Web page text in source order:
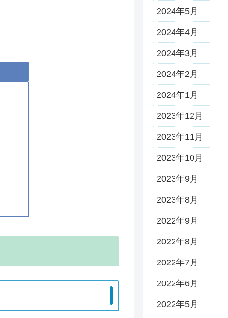
2024年5月
2024年4月
2024年3月
2024年2月
2024年1月
2023年12月
2023年11月
2023年10月
2023年9月
2023年8月
2022年9月
2022年8月
2022年7月
2022年6月
2022年5月